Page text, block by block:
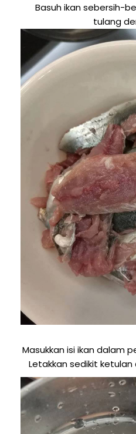
Basuh ikan sebersih-
tulang
Masukkan isi ikan dalam
Letakkan sedikit